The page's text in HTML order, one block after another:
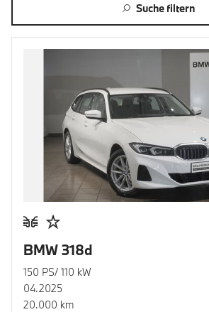
Suche filtern
BMW 318d
150 PS/ 110 kW
04.2025
20.000 km